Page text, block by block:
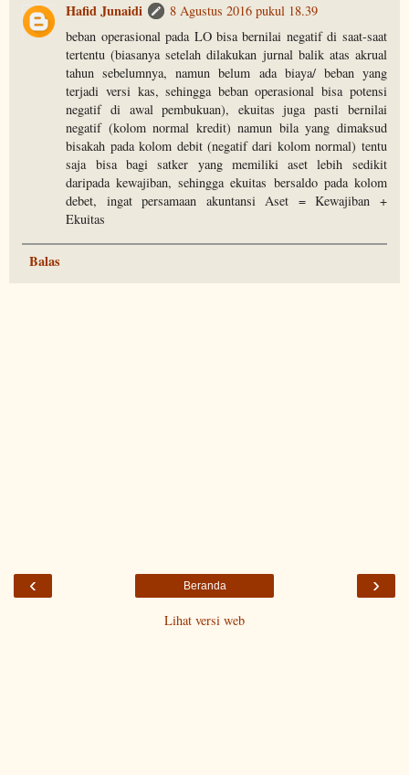
Hafid Junaidi
8 Agustus 2016 pukul 18.39
beban operasional pada LO bisa bernilai negatif di saat-saat
tertentu (biasanya setelah dilakukan jurnal balik atas akrual
tahun sebelumnya, namun belum ada biaya/ beban yang
terjadi versi kas, sehingga beban operasional bisa potensi
negatif di awal pembukuan), ekuitas juga pasti bernilai
negatif (kolom normal kredit) namun bila yang dimaksud
bisakah pada kolom debit (negatif dari kolom normal) tentu
saja bisa bagi satker yang memiliki aset lebih sedikit
daripada kewajiban, sehingga ekuitas bersaldo pada kolom
debet, ingat persamaan akuntansi Aset = Kewajiban +
Ekuitas
Balas
‹ ›
Beranda
Lihat versi web